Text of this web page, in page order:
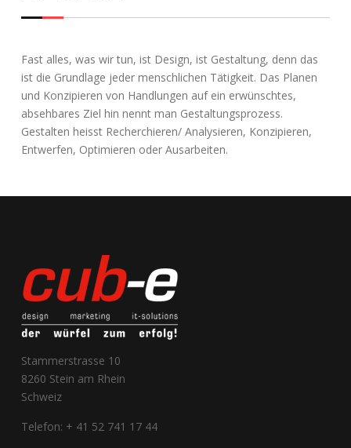
Fast alles, was wir tun, ist Design, ist Gestaltung, denn das
ist die Grundlage jeder menschlichen Tätigkeit. Das Planen
und Konzipieren von Handlungen auf ein erwünschtes,
absehbares Ziel hin nennt man Gestaltungsprozess.
Gestalten heisst Recherchieren/ Analysieren, Konzipieren,
Entwerfen, Optimieren oder Ausarbeiten.
Stammerstrasse 10
8260 Stein am Rhein
Schweiz
Telefon: + 41 52 741 17 44